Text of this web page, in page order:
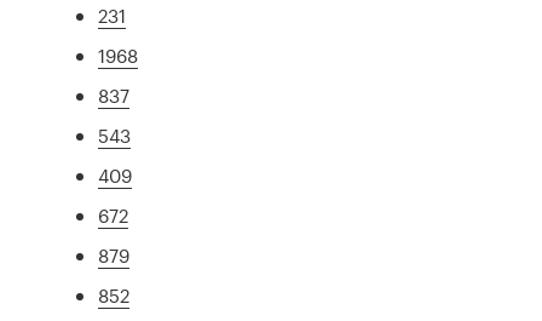
231
1968
837
543
409
672
879
852